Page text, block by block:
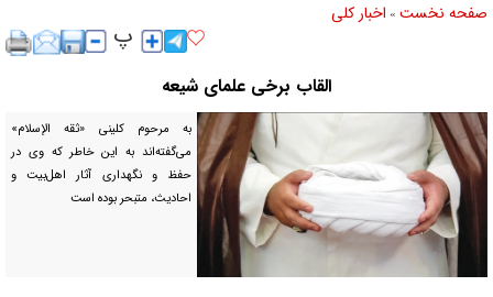
صفحه نخست » اخبار كلی
القاب برخی علمای شیعه
به مرحوم کلینی «ثقه الإسلام»
می‌گفته‌اند به این خاطر که وی در
حفظ و نگهداری آثار اهل‌بیت و
احادیث، متبحر بوده است